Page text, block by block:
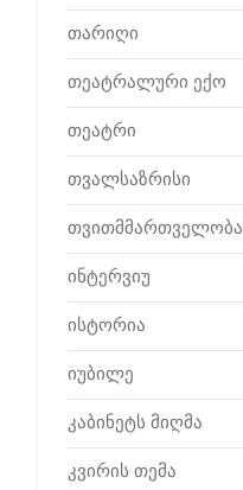
თარიღი
თეატრალური ექო
თეატრი
თვალსაზრისი
თვითმმართველობა
ინტერვიუ
ისტორია
იუბილე
კაბინეტს მიღმა
კვირის თემა